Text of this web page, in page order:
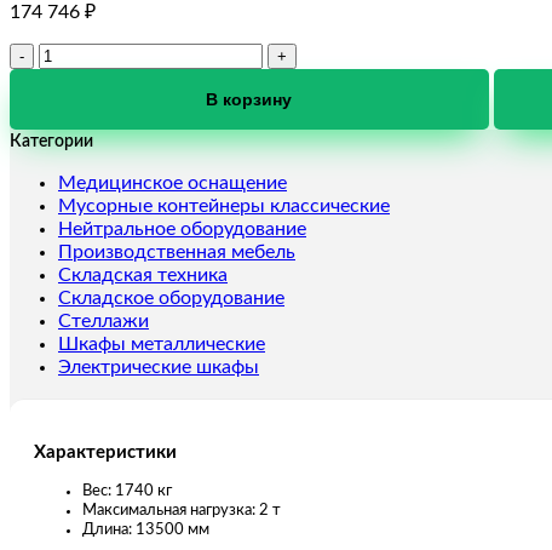
174 746 ₽
Количество
однобалочный
однопролётный
г/
п
2
т
пролет
13,5
м
В корзину
Категории
Медицинское оснащение
Мусорные контейнеры классические
Нейтральное оборудование
Производственная мебель
Складская техника
Складское оборудование
Стеллажи
Шкафы металлические
Электрические шкафы
Характеристики
Вес: 1740 кг
Максимальная нагрузка: 2 т
Длина: 13500 мм